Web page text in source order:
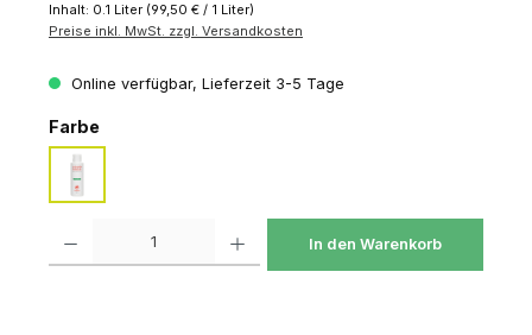
Inhalt: 0.1 Liter (99,50 € / 1 Liter)
Preise inkl. MwSt. zzgl. Versandkosten
Online verfügbar, Lieferzeit 3-5 Tage
Farbeauswählen
neutral
In den Warenkorb